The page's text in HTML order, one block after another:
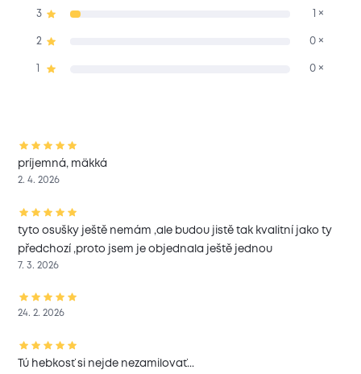
3 1 ×
2 0 ×
0 ×
príjemná, mäkká
2. 4. 2026
tyto osušky ještě nemám ,ale budou jistě tak kvalitní jako ty
předchozí ,proto jsem je objednala ještě jednou
7. 3. 2026
24. 2. 2026
Tú hebkosť si nejde nezamilovať...